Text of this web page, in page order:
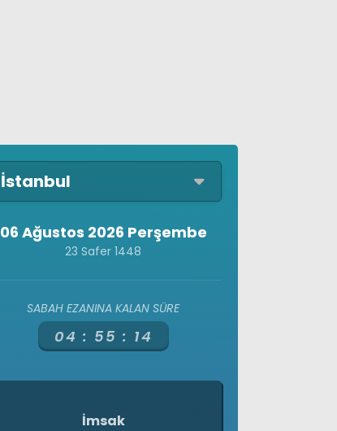
İstanbul
06 Ağustos 2026 Perşembe
23 Safer 1448
SABAH EZANINA KALAN SÜRE
04 : 55 : 13
İmsak